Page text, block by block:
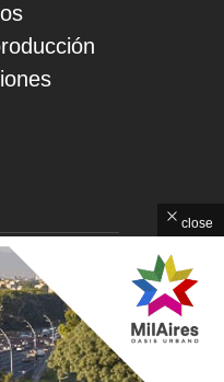
close